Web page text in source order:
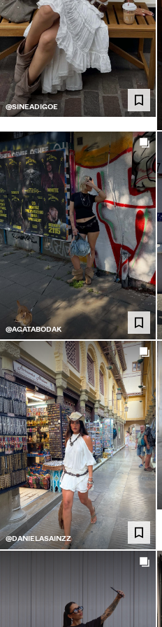
@SINEADIGOE
@AGATABODAK
@DANIELASAINZZ